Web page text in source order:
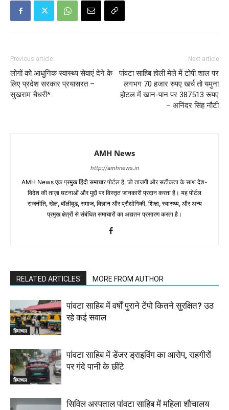
Previous article
लोगों को आधुनिक स्वास्थ्य सेवाएं देने के
लिए प्रदेश सरकार प्रयासरत –
सुखराम चैधरी*
Next article
पांवटा साहिब होली मेले में टोपी शाल पर
लगभग 70 हजार रुपए खर्च तो यमुना
होटल में खान-पान पर 387513 रूपए
– अनिंदर सिंह नौटी
AMH News
http://amhnews.in
AMH News एक प्रमुख हिंदी समाचार पोर्टल है, जो ताजगी और सटीकता के साथ देश-
विदेश की ताज़ा घटनाओं और मुद्दों पर विस्तृत जानकारी प्रदान करता है। यह पोर्टल
राजनीति, खेल, बॉलीवुड, समाज, विज्ञान और प्रौद्योगिकी, शिक्षा, स्वास्थ्य, और अन्य
प्रमुख क्षेत्रों से संबंधित समाचारों का अद्यतन प्रसारण करता है।
RELATED ARTICLES MORE FROM AUTHOR
हिमाचल
पांवटा साहिब में वर्षों पुराने टेंपो कितने सुरक्षित? उठ
रहे कई सवाल
हिमाचल
पांवटा साहिब में डेंजर ड्राइविंग का आरोप, राहगीरों
पर गंदे पानी के छींटे
सिविल अस्पताल पांवटा साहिब में महिला शौचालय